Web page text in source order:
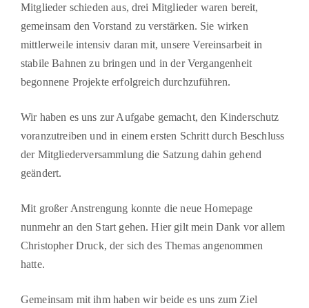
Mitglieder schieden aus, drei Mitglieder waren bereit,
gemeinsam den Vorstand zu verstärken. Sie wirken
mittlerweile intensiv daran mit, unsere Vereinsarbeit in
stabile Bah­nen zu bringen und in der Vergangenheit
begonnene Projekte erfolgreich durchzuführen.
Wir haben es uns zur Aufgabe gemacht, den Kinderschutz
voranzutreiben und in einem ers­ten Schritt durch Beschluss
der Mitgliederversammlung die Satzung dahin gehend
geändert.
Mit großer Anstrengung konnte die neue Homepage
nunmehr an den Start gehen. Hier gilt mein Dank vor allem
Christopher Druck, der sich des Themas angenommen
hatte.
Gemeinsam mit ihm haben wir beide es uns zum Ziel